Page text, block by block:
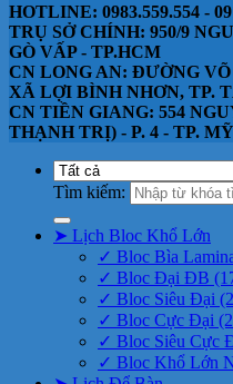
HOTLINE: 0983.559.554 -
TRỤ SỞ CHÍNH: 950/9
GÒ VẤP - TP.HCM
CN LONG AN: ĐƯỜNG
XÃ LỢI BÌNH NHƠN, TP.
CN TIỀN GIANG: 554
THẠNH TRỊ) - P. 4 - TP.
Tìm kiếm:
➤ Lịch Bloc Khổ Lớn
✓ Bloc Bìa
✓ Bloc Đại ĐB
✓ Bloc Siêu Đại
✓ Bloc Cực Đại
✓ Bloc Siêu Cực
✓ Bloc Khổ Lớn